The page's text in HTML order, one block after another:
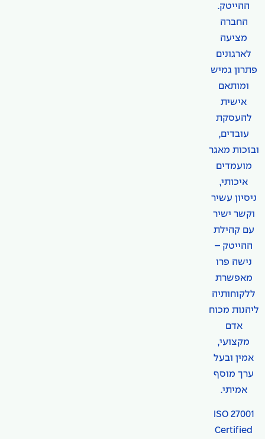
ההייטק.
החברה
מציעה
לארגונים
פתרון גמיש
ומותאם
אישית
להעסקת
עובדים,
ובזכות מאגר
מועמדים
איכותי,
ניסיון עשיר
וקשר ישיר
עם קהילת
ההייטק –
נישה פרו
מאפשרת
ללקוחותיה
ליהנות מכוח
אדם
מקצועי,
אמין ובעל
ערך מוסף
אמיתי.
ISO 27001
Certified